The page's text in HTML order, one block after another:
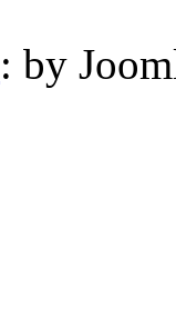
: by